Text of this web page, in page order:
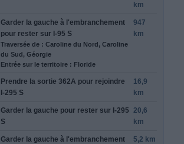
km
Garder la gauche à l'embranchement
pour rester sur I-95 S
Traversée de : Caroline du Nord, Caroline
du Sud, Géorgie
Entrée sur le territoire : Floride
947
km
Prendre la sortie 362A pour rejoindre
I-295 S
16,9
km
Garder la gauche pour rester sur I-295
S
20,6
km
Garder la gauche à l'embranchement 5,2 km